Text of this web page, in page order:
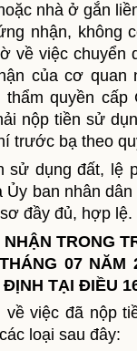
nhà ở gắn
nhận, không
về việc chuyển
của cơ quan
quyền cấp
nộp tiền sử
trước bạ theo
sử dụng đất, lệ
ban nhân dân
đầy đủ, hợp lệ.
TRONG
07
ĐỊNH TẠI ĐIỀU
việc đã nộp
loại sau đây: